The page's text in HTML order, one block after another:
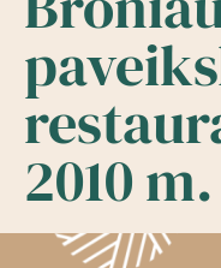
2010 m.